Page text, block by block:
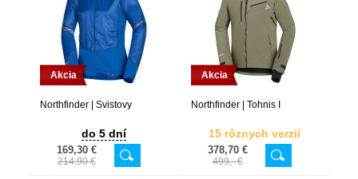
Akcia
Northfinder | Svistovy
do 5 dní
169,30 €
214,90 €
Akcia
Northfinder | Tohnis I
15 rôznych verzií
378,70 €
499,- €